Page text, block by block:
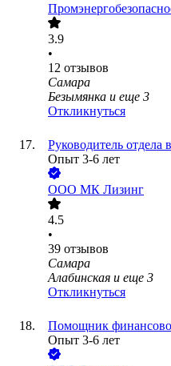
3.9
•
12 отзывов
Самара
Безымянка и еще 3
Откликнуться
Руководитель отдела
Опыт 3-6 лет
ООО МК Лизинг
4.5
•
39 отзывов
Самара
Алабинская и еще 3
Откликнуться
Помощник
Опыт 3-6 лет